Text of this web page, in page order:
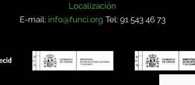
Localización
E-mail: info@funci.org Tel: 91 543 46 73